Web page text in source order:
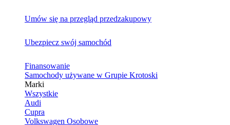
Umów się na przegląd przedzakupowy
Ubezpiecz swój samochód
Finansowanie
Samochody używane w Grupie Krotoski
Marki
Wszystkie
Audi
Cupra
Volkswagen Osobowe